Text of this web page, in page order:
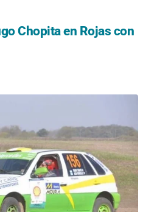
Chopita en Rojas con